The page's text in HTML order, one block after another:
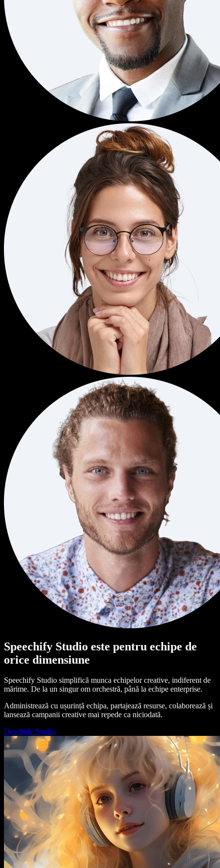
Speechify Studio este pentru echipe de
orice dimensiune
Speechify Studio simplifică munca echipelor creative, indiferent de
mărime. De la un singur om orchestră, până la echipe enterprise.
Administrează cu ușurință echipa, partajează resurse, colaborează și
lansează campanii creative mai repede ca niciodată.
Deschide Studio